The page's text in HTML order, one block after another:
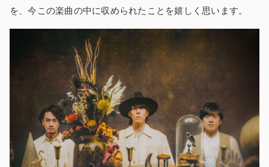
を、今この楽曲の中に収められたことを嬉しく思います。